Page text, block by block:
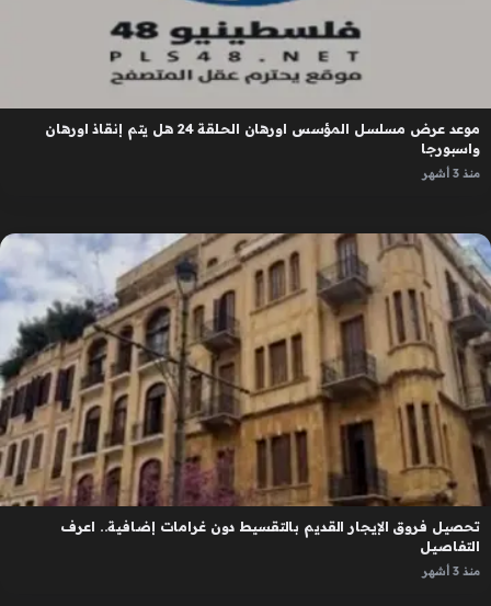
موعد عرض مسلسل المؤسس اورهان الحلقة 24 هل يتم إنقاذ اورهان
واسبورجا
منذ 3 أشهر
تحصيل فروق الإيجار القديم بالتقسيط دون غرامات إضافية.. اعرف
التفاصيل
منذ 3 أشهر